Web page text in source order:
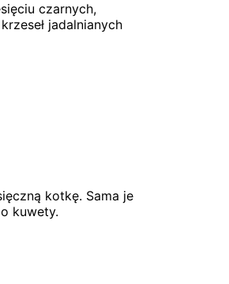
czarnych,
jadalnianych
kotkę. Sama je
kuwety.